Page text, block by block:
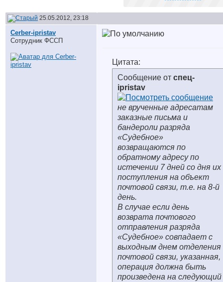
25.05.2012, 23:18
Cerber-ipristav
Сотрудник ФССП
Цитата:
Сообщение от спец-
ipristav
не врученные адресатам
заказные письма и
бандероли разряда
«Судебное»
возвращаются по
обратному адресу по
истечении 7 дней со дня их
поступления на объект
почтовой связи, т.е. на 8-й
день.
В случае если день
возврата почтового
отправления разряда
«Судебное» совпадает с
выходным днем отделения
почтовой связи, указанная,
операция должна быть
произведена на следующий